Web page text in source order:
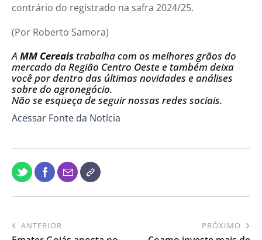
contrário do registrado na safra 2024/25.
(Por Roberto Samora)
A MM Cereais trabalha com os melhores grãos do
mercado da Região Centro Oeste e também deixa
você por dentro das últimas novidades e análises
sobre do agronegócio.
Não se esqueça de seguir nossas redes sociais.
Acessar Fonte da Notícia
ANTERIOR PRÓXIMO